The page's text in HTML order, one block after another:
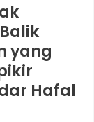
yang
Hafal